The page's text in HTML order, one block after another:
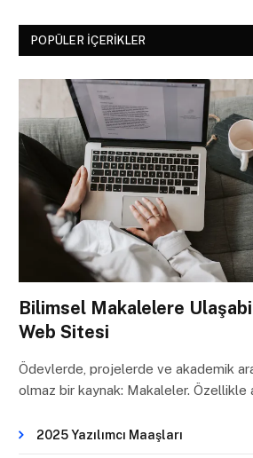
POPÜLER İÇERIKLER
Bilimsel Makalelere
Web Sitesi
Ödevlerde, projelerde ve akademik
olmaz bir kaynak: Makaleler. Özellikle
2025 Yazılımcı Maaşları